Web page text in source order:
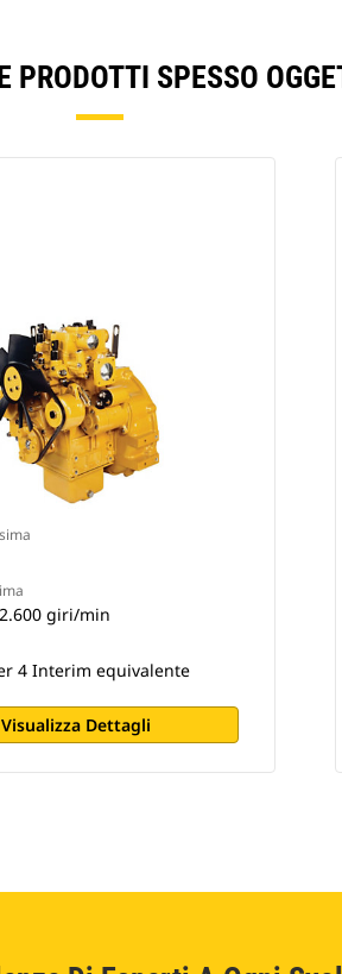
SPESSO
giri/min
4 Interim equivalente
Visualizza Dettagli